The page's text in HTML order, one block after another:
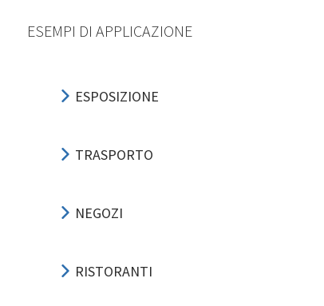
ESEMPI DI APPLICAZIONE
ESPOSIZIONE
TRASPORTO
NEGOZI
RISTORANTI